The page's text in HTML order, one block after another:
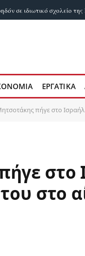
ΕΡΓΑΤΙΚΆ
πήγε στο Ισραήλ
στο
στο